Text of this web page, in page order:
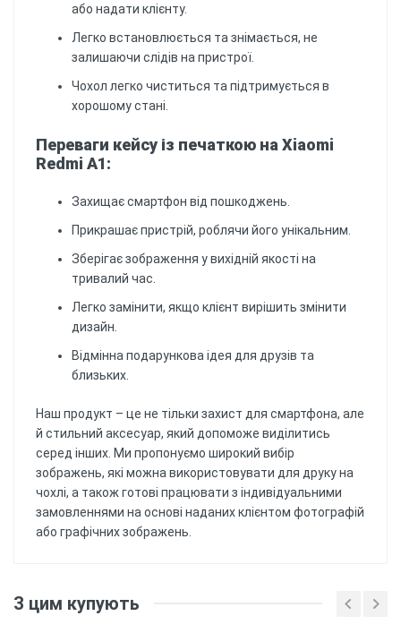
або надати клієнту.
Легко встановлюється та знімається, не
залишаючи слідів на пристрої.
Чохол легко чиститься та підтримується в
хорошому стані.
Переваги кейсу із печаткою на Xiaomi
Redmi A1:
Захищає смартфон від пошкоджень.
Прикрашає пристрій, роблячи його унікальним.
Зберігає зображення у вихідній якості на
тривалий час.
Легко замінити, якщо клієнт вирішить змінити
дизайн.
Відмінна подарункова ідея для друзів та
близьких.
Наш продукт – це не тільки захист для смартфона, але
й стильний аксесуар, який допоможе виділитись
серед інших. Ми пропонуємо широкий вибір
зображень, які можна використовувати для друку на
чохлі, а також готові працювати з індивідуальними
замовленнями на основі наданих клієнтом фотографій
або графічних зображень.
Матеріал
: Силіконовий (ТПУ)
матеріал забезпечує гарний захист від ударів
Напишіть відгук
З цим купують